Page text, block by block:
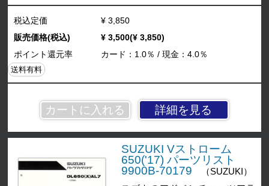
詳細を見る
税込定価
¥ 3,850
販売価格(税込)
¥ 3,500(¥ 3,850)
ポイント還元率
カード：1.0％ / 現金：4.0％
送料有料
SUZUKI Vストローム
650('17) パーツリスト
9900B-70179
（SUZUKI）